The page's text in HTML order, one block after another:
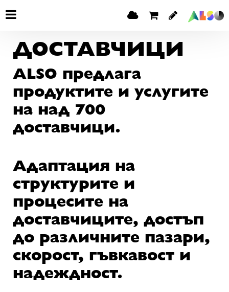
ДОСТАВЧИЦИ
ALSO предлага
продуктите и услугите
на над 700
доставчици.
Адаптация на
структурите и
процесите на
доставчиците, достъп
до различните пазари,
скорост, гъвкавост и
надеждност.